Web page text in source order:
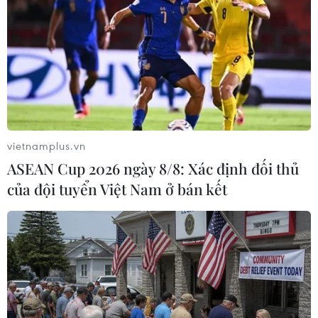
khách đối lập, được áp đặt trước cuộc tổng tuyển cử hồi
tháng Bảy.
Tòa án Campuchia gửi trát bắt giữ quyền
vietnamplus.vn
ASEAN Cup 2026 ngày 8/8: Xác định đối thủ
của đội tuyển Việt Nam ở bán kết